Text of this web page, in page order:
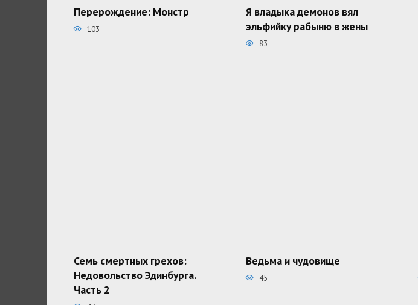
Перерождение: Монстр
103
Я владыка демонов вял
эльфийку рабыню в жены
83
Семь смертных грехов:
Недовольство Эдинбурга.
Часть 2
Ведьма и чудовище
45